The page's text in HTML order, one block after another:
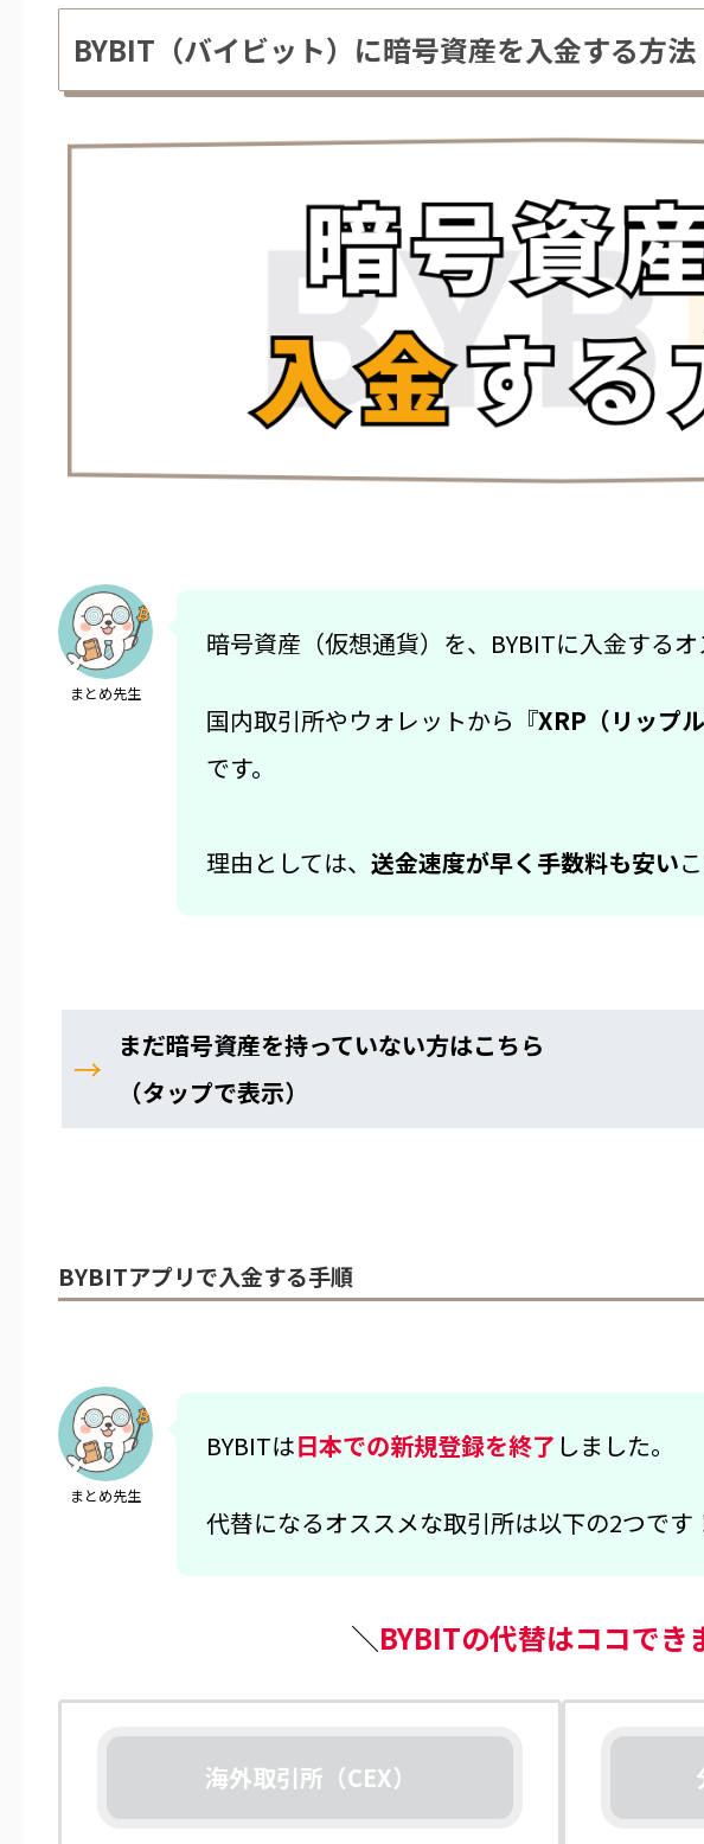
BYBIT（バイビット）に暗号資産を入金する方法
まとめ先生
暗号資産（仮想通貨）を、BYBITに入金する
国内取引所やウォレットから『XRP（リップル
です。
理由としては、 送金速度が早く手数料も安い
→
まだ暗号資産を持っていない方はこちら
（タップで表示）
BYBITアプリで入金する手順
まとめ先生
BYBITは日本での新規登録を終了 しました。
代替になるオススメな取引所は以下の2つです
＼BYBITの代替はココでき
海外取引所（CEX）